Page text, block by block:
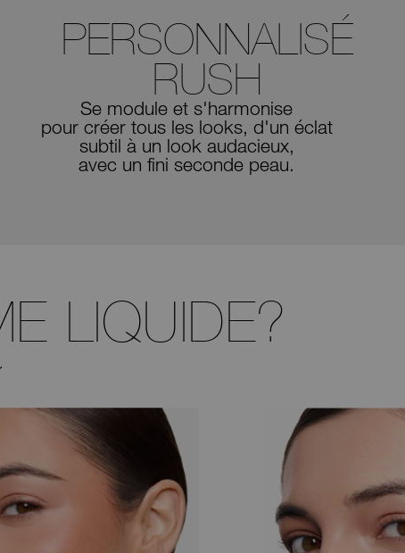
PERSONNALISÉ
RUSH
Se module et s'harmonise
pour créer tous les looks, d'un éclat
subtil à un look audacieux,
avec un fini seconde peau.
LIQUIDE?